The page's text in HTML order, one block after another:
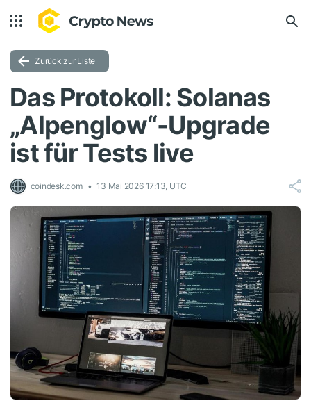
Zurück zur Liste
Das Protokoll: Solanas
„Alpenglow“-Upgrade
ist für Tests live
coindesk.com 13 Mai 2026 17:13, UTC